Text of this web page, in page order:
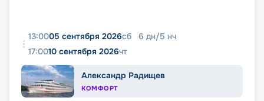
13:0005 сентября 2026сб 6 дн/5 нч
17:0010 сентября 2026чт
Александр Радищев
КОМФОРТ